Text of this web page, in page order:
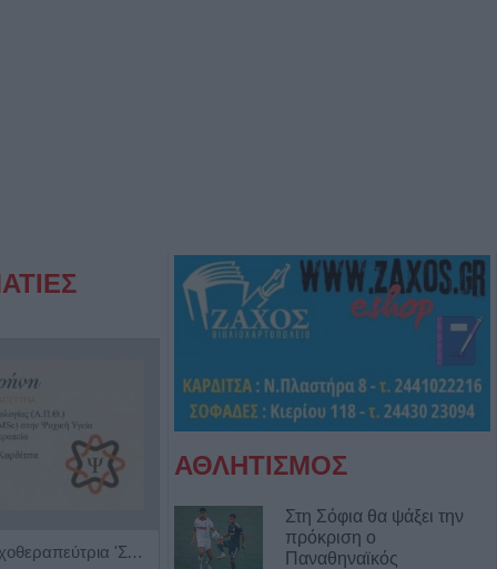
Ψυχολόγος - Ψυχοθεραπεύτρια 'Στάμου Ειρήνη'
ΑΘΛΗΤΙΣΜΟΣ
Στη Σόφια θα ψάξει την
πρόκριση ο
Παναθηναϊκός